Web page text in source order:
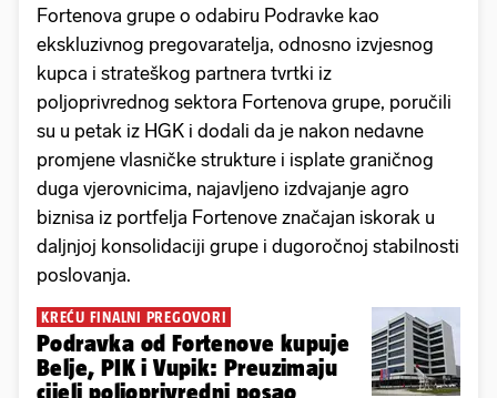
Fortenova grupe o odabiru Podravke kao
ekskluzivnog pregovaratelja, odnosno izvjesnog
kupca i strateškog partnera tvrtki iz
poljoprivrednog sektora Fortenova grupe, poručili
su u petak iz HGK i dodali da je nakon nedavne
promjene vlasničke strukture i isplate graničnog
duga vjerovnicima, najavljeno izdvajanje agro
biznisa iz portfelja Fortenove značajan iskorak u
daljnjoj konsolidaciji grupe i dugoročnoj stabilnosti
poslovanja.
KREĆU FINALNI PREGOVORI
Podravka od Fortenove kupuje
Belje, PIK i Vupik: Preuzimaju
cijeli poljoprivredni posao